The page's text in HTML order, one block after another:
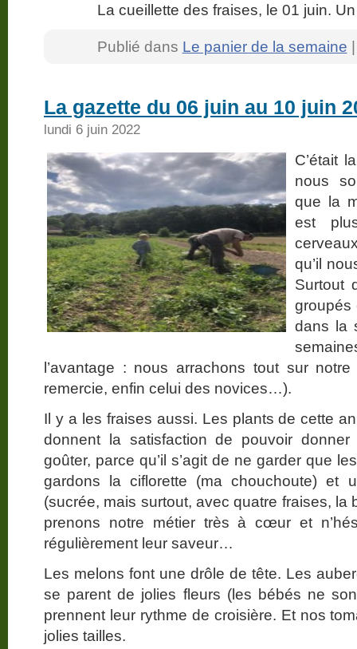
La cueillette des fraises, le 01 juin.
Publié dans Le panier de la semaine
La gazette du 06 juin au 10 juin
lundi 6 juin 2022
C’était
nous
que la
est
qu’il
Surtout
groupés
dans la
l’avantage : nous arrachons tout sur
remercie, enfin celui des novices…).
Il y a les fraises aussi. Les plants de cette
donnent la satisfaction de pouvoir
goûter, parce qu’il s’agit de ne garder que
gardons la ciflorette (ma chouchoute) et
(sucrée, mais surtout, avec quatre fraises, la
prenons notre métier très à cœur et
régulièrement leur saveur…
Les melons font une drôle de tête. Les
se parent de jolies fleurs (les bébés ne
prennent leur rythme de croisière. Et nos
jolies tailles.